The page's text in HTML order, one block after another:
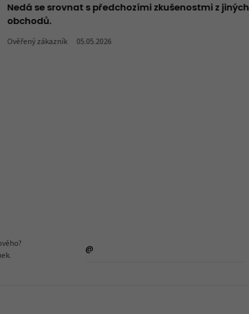
Nedá se srovnat s předchozími zkušenostmi z jiných
obchodů.
Ověřený zákazník 05.05.2026